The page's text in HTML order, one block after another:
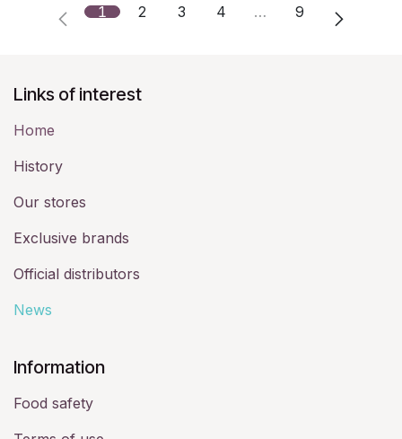
1 2 3 4 … 9
Links of interest
Home
History​
Our stores
Exclusive brands
Official distributors
News
​Information
Food safety